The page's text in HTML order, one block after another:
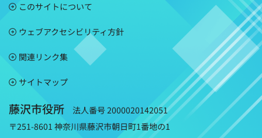
このサイトについて
ウェブアクセシビリティ方針
関連リンク集
サイトマップ
藤沢市役所
法人番号 2000020142051
〒251-8601 神奈川県藤沢市朝日町1番地の1